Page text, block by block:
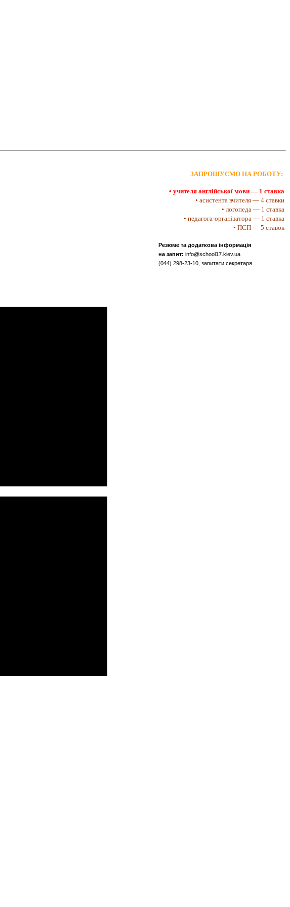
ЗАПРОШУЄМО НА РОБОТУ:
• учителя англійської мови — 1 ставка
• асистента вчителя — 4 ставки
• логопеда — 1 ставка
• педагога-організатора — 1 ставка
• ПСП — 5 ставок
Резюме та додаткова інформація
на запит: info@school17.kiev.ua
(044) 298-23-10, запитати секретаря.